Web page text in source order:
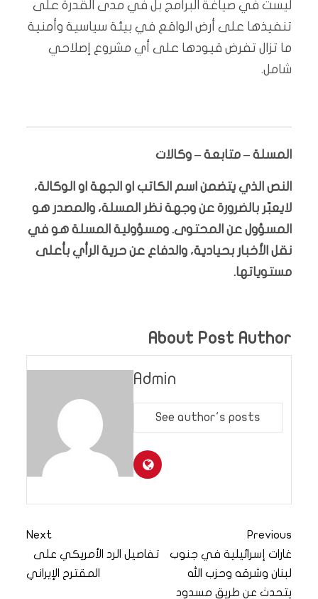
ليست في صياغة البرامج بل في مدى القدرة على
تنفيذها على أرض الواقع في بيئة سياسية وأمنية
ما تزال تفرض قيودها على أي مشروع إصلاحي
شامل.
المسلة – متابعة – وكالات
النص الذي يتضمن اسم الكاتب او الجهة او الوكالة،
لايعبّر بالضرورة عن وجهة نظر المسلة، والمصدر هو
المسؤول عن المحتوى. ومسؤولية المسلة هو في
نقل الأخبار بحيادية، والدفاع عن حرية الرأي بأعلى
مستوياتها.
About Post Author
Admin
See author's posts
Previous
غارات إسرائيلية في جنوب
لبنان وشرقه وحزب الله
يتحدث عن طريق مسدود
Next
تفاصيل الرد الأمريكي على
المقترح الإيراني